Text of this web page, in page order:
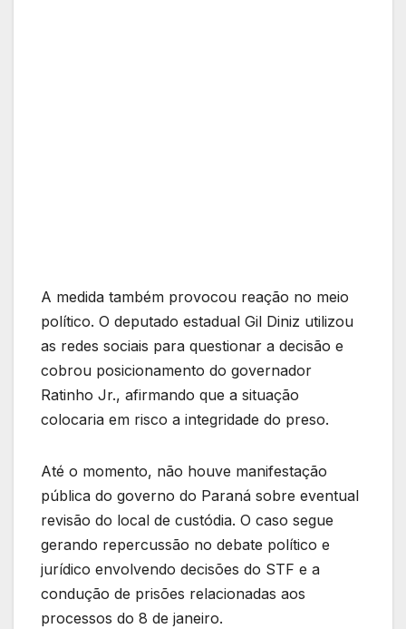
A medida também provocou reação no meio
político. O deputado estadual Gil Diniz utilizou
as redes sociais para questionar a decisão e
cobrou posicionamento do governador
Ratinho Jr., afirmando que a situação
colocaria em risco a integridade do preso.
Até o momento, não houve manifestação
pública do governo do Paraná sobre eventual
revisão do local de custódia. O caso segue
gerando repercussão no debate político e
jurídico envolvendo decisões do STF e a
condução de prisões relacionadas aos
processos do 8 de janeiro.